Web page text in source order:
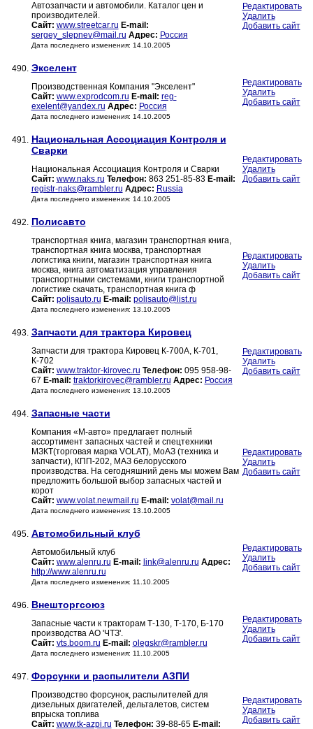
Автозапчасти и автомобили. Каталог цен и
производителей.
Сайт: www.streetcar.ru E-mail:
sergey_slepnev@mail.ru Адрес: Россия
Дата последнего изменения: 14.10.2005
Редактировать
Удалить
Добавить сайт
490. Экселент
Производственная Компания "Экселент"
Сайт: www.exprodcom.ru E-mail: reg-
exelent@yandex.ru Адрес: Россия
Дата последнего изменения: 14.10.2005
Редактировать
Удалить
Добавить сайт
491. Национальная Ассоциация Контроля и
Сварки
Национальная Ассоциация Контроля и Сварки
Сайт: www.naks.ru Телефон: 863 251-85-83 E-mail:
registr-naks@rambler.ru Адрес: Russia
Дата последнего изменения: 14.10.2005
Редактировать
Удалить
Добавить сайт
492. Полисавто
транспортная книга, магазин транспортная книга,
транспортная книга москва, транспортная
логистика книги, магазин транспортная книга
москва, книга автоматизация управления
транспортными системами, книги транспортной
логистике скачать, транспортная книга ф
Сайт: polisauto.ru E-mail: polisauto@list.ru
Дата последнего изменения: 13.10.2005
Редактировать
Удалить
Добавить сайт
493. Запчасти для трактора Кировец
Запчасти для трактора Кировец К-700А, К-701,
К-702
Сайт: www.traktor-kirovec.ru Телефон: 095 958-98-
67 E-mail: traktorkirovec@rambler.ru Адрес: Россия
Дата последнего изменения: 13.10.2005
Редактировать
Удалить
Добавить сайт
494. Запасные части
Компания «М-авто» предлагает полный
ассортимент запасных частей и спецтехники
МЗКТ(торговая марка VOLAT), МоАЗ (техника и
запчасти), КПП-202, МАЗ белорусского
производства. На сегодняшний день мы можем Вам
предложить большой выбор запасных частей и
корот
Сайт: www.volat.newmail.ru E-mail: volat@mail.ru
Дата последнего изменения: 13.10.2005
Редактировать
Удалить
Добавить сайт
495. Автомобильный клуб
Автомобильный клуб
Сайт: www.alenru.ru E-mail: link@alenru.ru Адрес:
http://www.alenru.ru
Дата последнего изменения: 11.10.2005
Редактировать
Удалить
Добавить сайт
496. Внешторгсоюз
Запасные части к тракторам Т-130, Т-170, Б-170
производства АО 'ЧТЗ'.
Сайт: vts.boom.ru E-mail: olegskr@rambler.ru
Дата последнего изменения: 11.10.2005
Редактировать
Удалить
Добавить сайт
497. Форсунки и распылители АЗПИ
Производство форсунок, распылителей для
дизельных двигателей, дельталетов, систем
впрыска топлива
Сайт: www.tk-azpi.ru Телефон: 39-88-65 E-mail:
Редактировать
Удалить
Добавить сайт